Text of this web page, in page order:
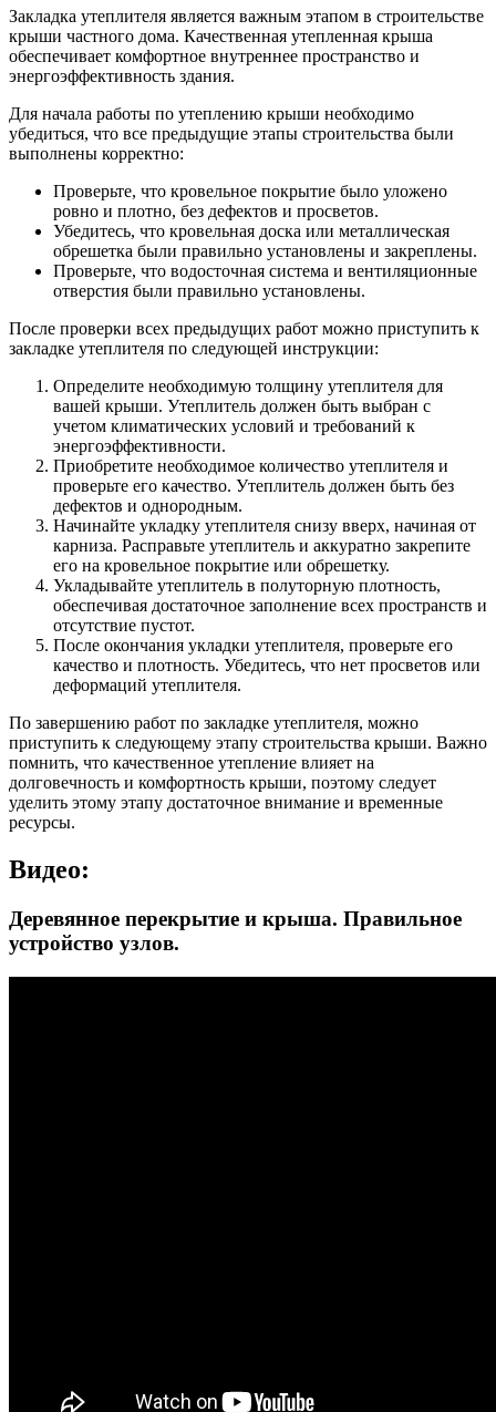
Закладка утеплителя является важным этапом в строительстве
крыши частного дома. Качественная утепленная крыша
обеспечивает комфортное внутреннее пространство и
энергоэффективность здания.
Для начала работы по утеплению крыши необходимо
убедиться, что все предыдущие этапы строительства были
выполнены корректно:
Проверьте, что кровельное покрытие было уложено
ровно и плотно, без дефектов и просветов.
Убедитесь, что кровельная доска или металлическая
обрешетка были правильно установлены и закреплены.
Проверьте, что водосточная система и вентиляционные
отверстия были правильно установлены.
После проверки всех предыдущих работ можно приступить к
закладке утеплителя по следующей инструкции:
Определите необходимую толщину утеплителя для
вашей крыши. Утеплитель должен быть выбран с
учетом климатических условий и требований к
энергоэффективности.
Приобретите необходимое количество утеплителя и
проверьте его качество. Утеплитель должен быть без
дефектов и однородным.
Начинайте укладку утеплителя снизу вверх, начиная от
карниза. Расправьте утеплитель и аккуратно закрепите
его на кровельное покрытие или обрешетку.
Укладывайте утеплитель в полуторную плотность,
обеспечивая достаточное заполнение всех пространств и
отсутствие пустот.
После окончания укладки утеплителя, проверьте его
качество и плотность. Убедитесь, что нет просветов или
деформаций утеплителя.
По завершению работ по закладке утеплителя, можно
приступить к следующему этапу строительства крыши. Важно
помнить, что качественное утепление влияет на
долговечность и комфортность крыши, поэтому следует
уделить этому этапу достаточное внимание и временные
ресурсы.
Видео:
Деревянное перекрытие и крыша. Правильное
устройство узлов.